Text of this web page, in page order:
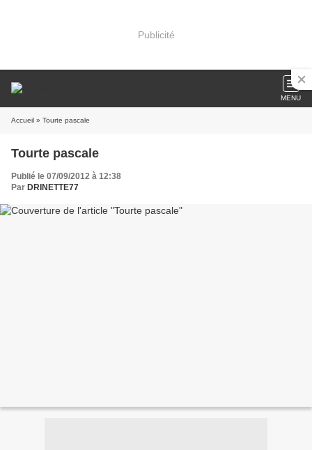
Publicité
MENU
Accueil » Tourte pascale
Tourte pascale
Publié le 07/09/2012 à 12:38
Par DRINETTE77